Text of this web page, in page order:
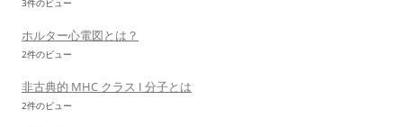
3件のビュー
ホルター心電図とは？
2件のビュー
非古典的 MHC クラス I 分子とは
2件のビュー